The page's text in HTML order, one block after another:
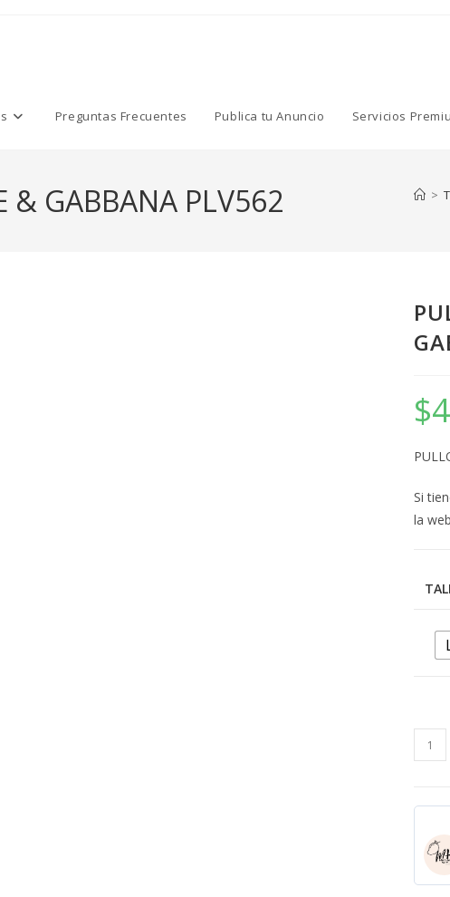
Preguntas Frecuentes Publica tu Anuncio Servicios
& GABBANA PLV562 >
$
Si
la web
NEGRO
&